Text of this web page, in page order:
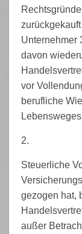
Unternehmer
davon
vor
berufliche
2.
Steuerliche
gezogen hat,
außer